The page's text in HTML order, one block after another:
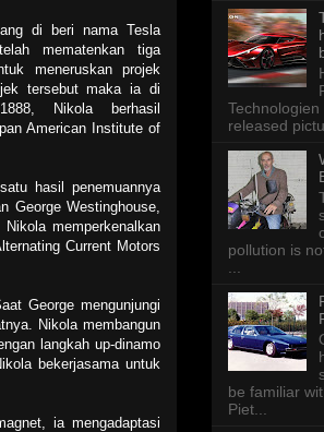
di beri nama Tesla
mematenkan tiga
meneruskan projek
tersebut maka ia di
Nikola berhasil
American Institute of
hasil penemuannya
George Westinghouse,
memperkenalkan
Current Motors
George mengunjungi
Nikola membangun
langkah up-dinamo
bekerjasama untuk
ia mengadaptasi
released
pollution is
be familiar
Piet...